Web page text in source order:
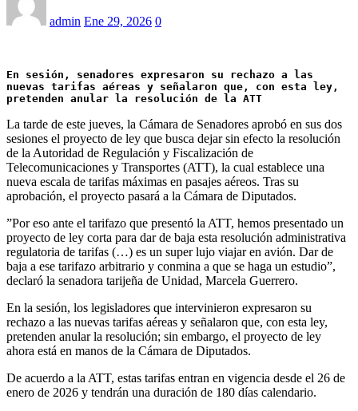
admin Ene 29, 2026 0
En sesión, senadores expresaron su rechazo a las
nuevas tarifas aéreas y señalaron que, con esta ley,
pretenden anular la resolución de la ATT
La tarde de este jueves, la Cámara de Senadores aprobó en sus dos
sesiones el proyecto de ley que busca dejar sin efecto la resolución
de la Autoridad de Regulación y Fiscalización de
Telecomunicaciones y Transportes (ATT), la cual establece una
nueva escala de tarifas máximas en pasajes aéreos. Tras su
aprobación, el proyecto pasará a la Cámara de Diputados.
”Por eso ante el tarifazo que presentó la ATT, hemos presentado un
proyecto de ley corta para dar de baja esta resolución administrativa
regulatoria de tarifas (…) es un super lujo viajar en avión. Dar de
baja a ese tarifazo arbitrario y conmina a que se haga un estudio”,
declaró la senadora tarijeña de Unidad, Marcela Guerrero.
En la sesión, los legisladores que intervinieron expresaron su
rechazo a las nuevas tarifas aéreas y señalaron que, con esta ley,
pretenden anular la resolución; sin embargo, el proyecto de ley
ahora está en manos de la Cámara de Diputados.
De acuerdo a la ATT, estas tarifas entran en vigencia desde el 26 de
enero de 2026 y tendrán una duración de 180 días calendario.